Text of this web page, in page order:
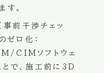
す。
事前干渉チェッ
ゼロ化：
CIMソフトウェ
とで、施工前に3D